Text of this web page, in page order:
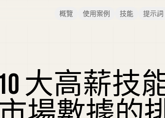
概覽 使用案例 技能 提示詞
10 大高薪技